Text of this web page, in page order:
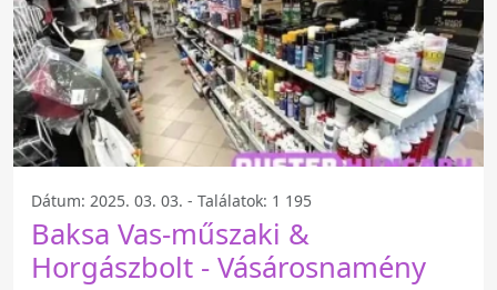
Dátum: 2025. 03. 03. - Találatok: 1 195
Baksa Vas-műszaki &
Horgászbolt - Vásárosnamény